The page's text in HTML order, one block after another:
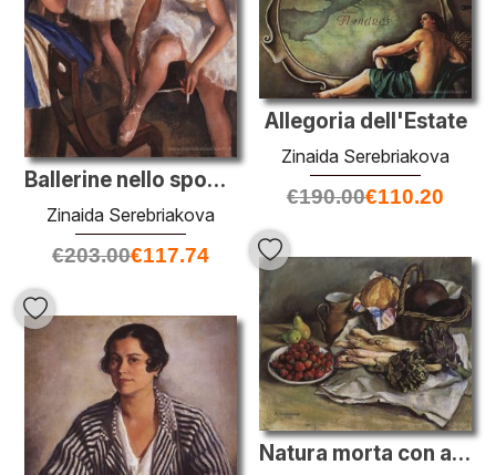
Ballerine nello spogliatoio
Zinaida Serebriakova
€203.00€117.74
Allegoria dell'Estate
Zinaida Serebriakova
€190.00€110.20
Natura morta con asparagi e fragole